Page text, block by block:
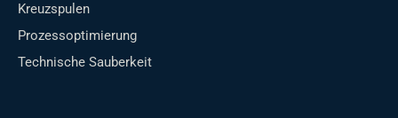
Kreuzspulen
Prozessoptimierung
Technische Sauberkeit